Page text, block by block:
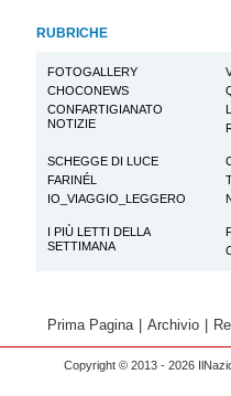
RUBRICHE
FOTOGALLERY
CHOCONEWS
CONFARTIGIANATO
NOTIZIE
SCHEGGE DI LUCE
FARINÉL
IO_VIAGGIO_LEGGERO
I PIÙ LETTI DELLA
SETTIMANA
Prima Pagina Archivio
Copyright © 2013 - 2026